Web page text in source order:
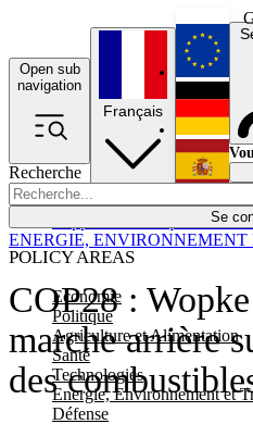
Open sub
navigation
Recherche
Se
POLICY AREAS
Economie
Politique
Agriculture et Alimentation
Santé
Technologies
Energie, Environnement et
Défense
Français
COP28 :
marche arrière
des
ENERGIE, ENVIRONNEMENT